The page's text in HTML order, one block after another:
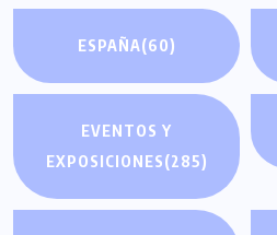
ESPAÑA(60)
EVENTOS Y
EXPOSICIONES(285)